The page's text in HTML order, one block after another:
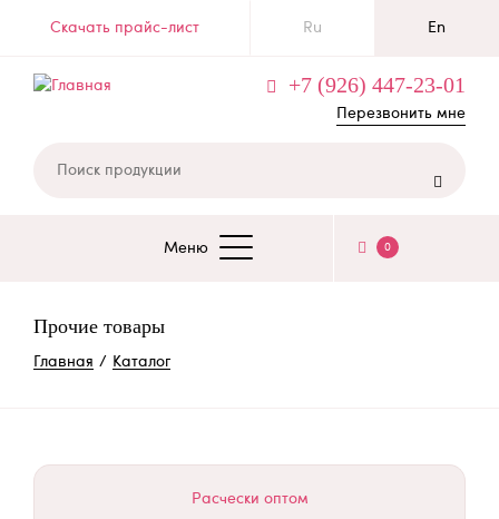
содержанию
Скачать прайс-лист Ru En

+7 (926) 447-23-01
Перезвонить мне
Меню
ОСНОВНАЯ
0
Прочие товары
СТРОКА
Главная Каталог
Расчески оптом